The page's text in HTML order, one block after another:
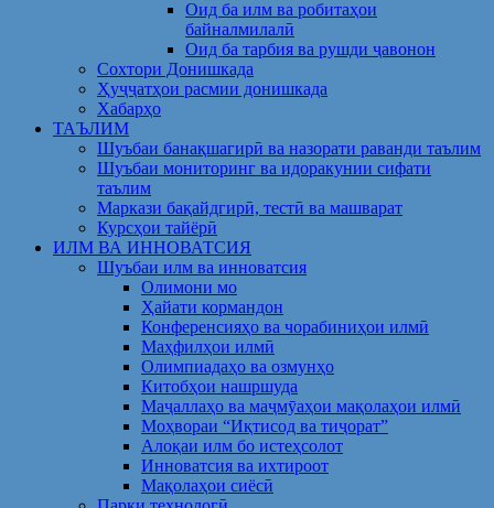
Оид ба илм ва робитаҳои
байналмилалӣ
Оид ба тарбия ва рушди ҷавонон
Сохтори Донишкада
Ҳуҷҷатҳои расмии донишкада
Хабарҳо
ТАЪЛИМ
Шуъбаи банақшагирӣ ва назорати раванди таълим
Шуъбаи мониторинг ва идоракунии сифати
таълим
Маркази бақайдгирӣ, тестӣ ва машварат
Курсҳои тайёрӣ
ИЛМ ВА ИННОВАТСИЯ
Шуъбаи илм ва инноватсия
Олимони мо
Ҳайати кормандон
Конференсияҳо ва чорабиниҳои илмӣ
Маҳфилҳои илмӣ
Олимпиадаҳо ва озмунҳо
Китобҳои нашршуда
Маҷаллаҳо ва маҷмӯаҳои мақолаҳои илмӣ
Моҳвораи “Иқтисод ва тиҷорат”
Алоқаи илм бо истеҳсолот
Инноватсия ва ихтироот
Мақолаҳои сиёсӣ